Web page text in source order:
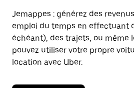
Jemappes : générez des
emploi du temps en effectuant
échéant), des trajets, ou même
pouvez utiliser votre propre
location avec Uber.